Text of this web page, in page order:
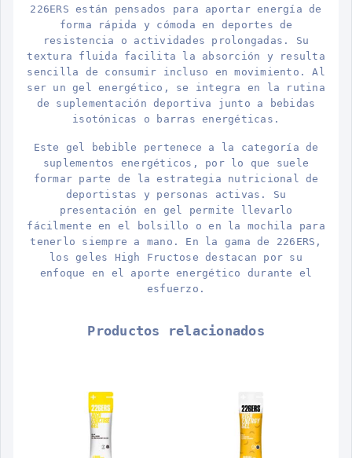
226ERS están pensados para aportar energía de
forma rápida y cómoda en deportes de
resistencia o actividades prolongadas. Su
textura fluida facilita la absorción y resulta
sencilla de consumir incluso en movimiento. Al
ser un gel energético, se integra en la rutina
de suplementación deportiva junto a bebidas
isotónicas o barras energéticas.
Este gel bebible pertenece a la categoría de
suplementos energéticos, por lo que suele
formar parte de la estrategia nutricional de
deportistas y personas activas. Su
presentación en gel permite llevarlo
fácilmente en el bolsillo o en la mochila para
tenerlo siempre a mano. En la gama de 226ERS,
los geles High Fructose destacan por su
enfoque en el aporte energético durante el
esfuerzo.
Productos relacionados